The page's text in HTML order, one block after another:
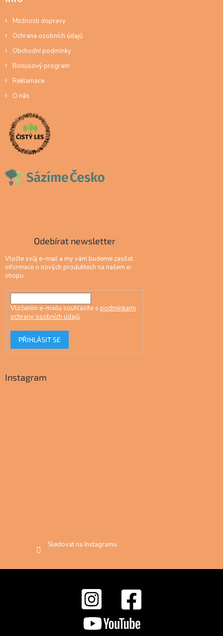
Možnosti dopravy
Ochrana osobních údajů
Obchodní podmínky
Bonusový program
Reklamace
O nás
Odebírat newsletter
Vložte svůj e-mail a my vám budeme zasílat
informace o nových produktech na našem e-
shopu.
Vložením e-mailu souhlasíte s podmínkami
ochrany osobních údajů
PŘIHLÁSIT SE
Instagram
Sledovat na Instagramu